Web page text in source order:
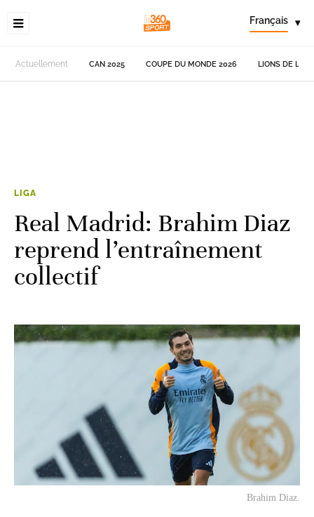
Français ▾
Actuellement CAN 2025 COUPE DU MONDE 2026 LIONS DE
LIGA
Real Madrid: Brahim Diaz
reprend l’entraînement
collectif
Brahim Diaz.